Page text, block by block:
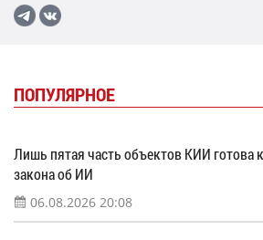
ПОПУЛЯРНОЕ
Лишь пятая часть объектов КИИ готова
закона об ИИ
06.08.2026 20:08